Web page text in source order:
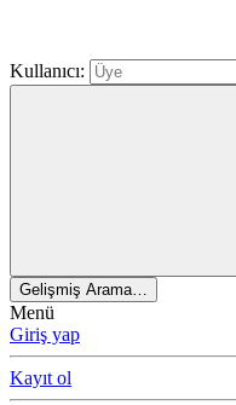
Kullanıcı:
Gelişmiş Arama…
Menü
Giriş yap
Kayıt ol